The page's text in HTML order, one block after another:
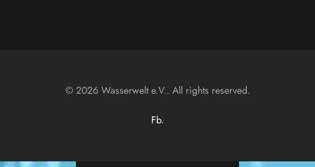
© 2026 Wasserwelt e.V.. All rights reserved.
Fb.